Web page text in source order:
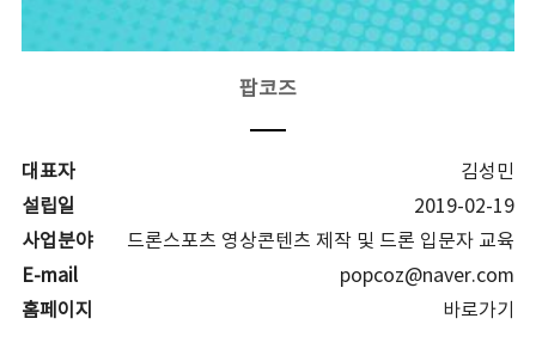
팝코즈
대표자
김성민
설립일
2019-02-19
사업분야
드론스포츠 영상콘텐츠 제작 및 드론 입문자 교육
E-mail
popcoz@naver.com
홈페이지
바로가기